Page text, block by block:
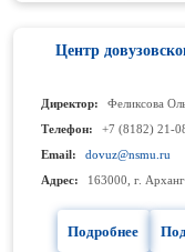
Центр
Директор:
Феликсова
Телефон:
+7 (8182) 21-
Email:
dovuz@nsmu.ru
Адрес:
163000, г.
Подробнее